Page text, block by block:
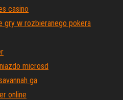
casino
gry w rozbieranego pokera
microsd
ga
online